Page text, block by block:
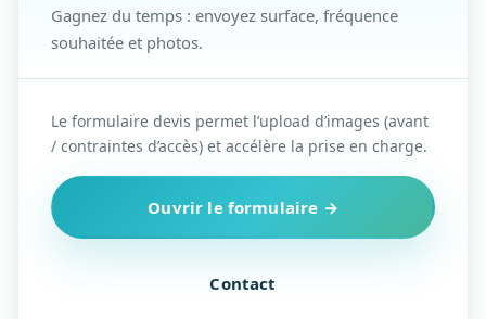
Gagnez du temps : envoyez surface, fréquence
souhaitée et photos.
Le formulaire devis permet l’upload d’images (avant
/ contraintes d’accès) et accélère la prise en charge.
Ouvrir le formulaire →
Contact